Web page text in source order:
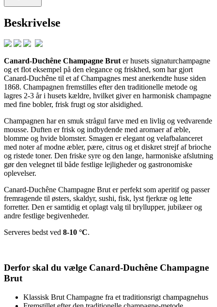
Beskrivelse
Canard-Duchêne Champagne Brut er husets signaturchampagne
og et flot eksempel på den elegance og friskhed, som har gjort
Canard-Duchêne til et af Champagnes mest anerkendte huse siden
1868. Champagnen fremstilles efter den traditionelle metode og
lagres 2-3 år i husets kældre, hvilket giver en harmonisk champagne
med fine bobler, frisk frugt og stor alsidighed.
Champagnen har en smuk strågul farve med en livlig og vedvarende
mousse. Duften er frisk og indbydende med aromaer af æble,
blomme og hvide blomster. Smagen er elegant og velafbalanceret
med noter af modne æbler, pære, citrus og et diskret strejf af brioche
og ristede toner. Den friske syre og den lange, harmoniske afslutning
gør den velegnet til både festlige lejligheder og gastronomiske
oplevelser.
Canard-Duchêne Champagne Brut er perfekt som aperitif og passer
fremragende til østers, skaldyr, sushi, fisk, lyst fjerkræ og lette
forretter. Den er samtidig et oplagt valg til bryllupper, jubilæer og
andre festlige begivenheder.
Serveres bedst ved 8-10 °C.
Derfor skal du vælge Canard-Duchêne Champagne
Brut
Klassisk Brut Champagne fra et traditionsrigt champagnehus